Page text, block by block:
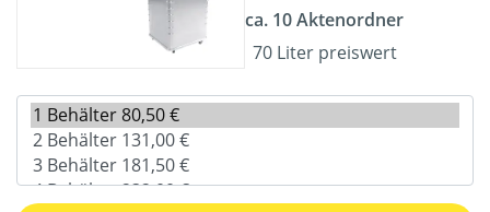
ca. 10 Aktenordner
70 Liter preiswert